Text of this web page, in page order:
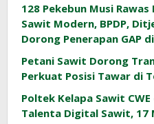
128 Pekebun Musi
Sawit Modern, BPDP,
Dorong Penerapan GAP
Petani Sawit Dorong
Perkuat Posisi Tawar di
Poltek Kelapa Sawit
Talenta Digital Sawit, 17